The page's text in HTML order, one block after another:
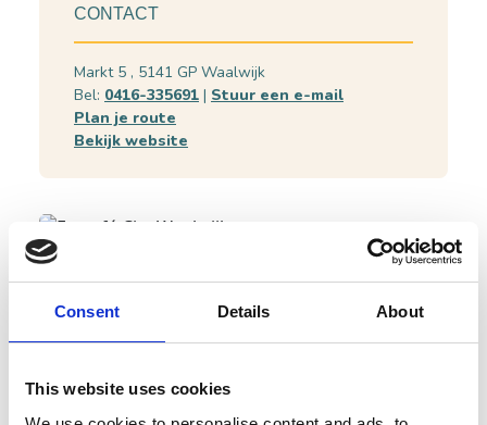
Consent Details About
This website uses cookies
CONTACT
Markt 5 , 5141 GP Waalwijk
Bel: 0416-335691 | Stuur een e-mail
Plan je route
Bekijk website